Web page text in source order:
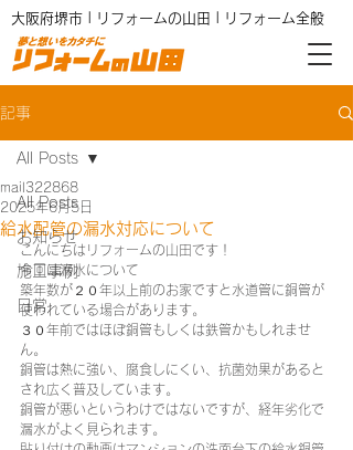
大阪府堺市 | リフォームの山田 | リフォーム全般
記事
All Posts
お知らせ
施工事例
日常
All Posts
給水配管の漏水対応について
mail322868
2025年6月5日
こんにちはリフォームの山田です！
今回は漏水について
築年数が２０年以上前のお家ですと水道管に銅管が
使われている場合があります。
３０年前ではほぼ銅管もしくは鉄管かもしれませ
ん。
銅管は熱に強い、腐食しにくい、抗菌効果があると
され広く普及しています。
銅管が悪いというわけではないですが、経年劣化で
漏水がよく見られます。